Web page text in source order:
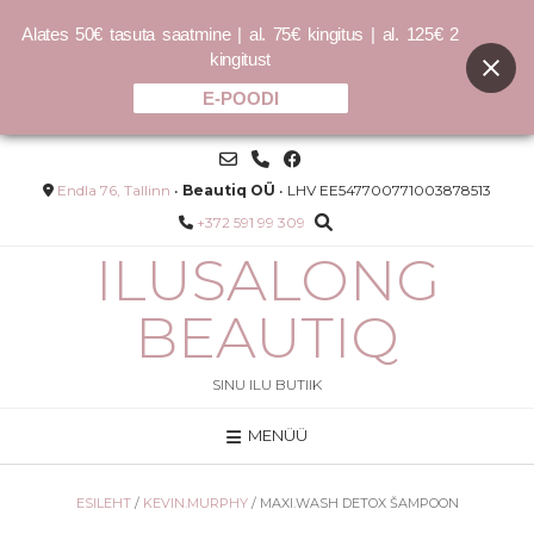
Olaplex No.3 Hair Perfector 100ml
32.00€
320.00
Skip
contentEndla 76, Tallinn • Beautiq OÜ • LHV EE547700771003878513
+372 591 99 309
ILUSALONG
BEAUTIQ
SINU ILU BUTIIK
MENÜÜ
ESILEHT/ KEVIN.MURPHY/ MAXI.WASH DETOX ŠAMPOON
Alates 50€ tasuta saatmine | al. 75€ kingitus | al. 125€ 2
kingitust
E-POODI